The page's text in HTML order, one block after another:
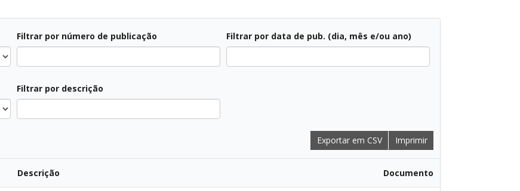
Filtrar por número de publicação
Filtrar por data de pub. (dia, mês e/ou ano)
Filtrar por descrição
Exportar em CSV Imprimir
Descrição Documento